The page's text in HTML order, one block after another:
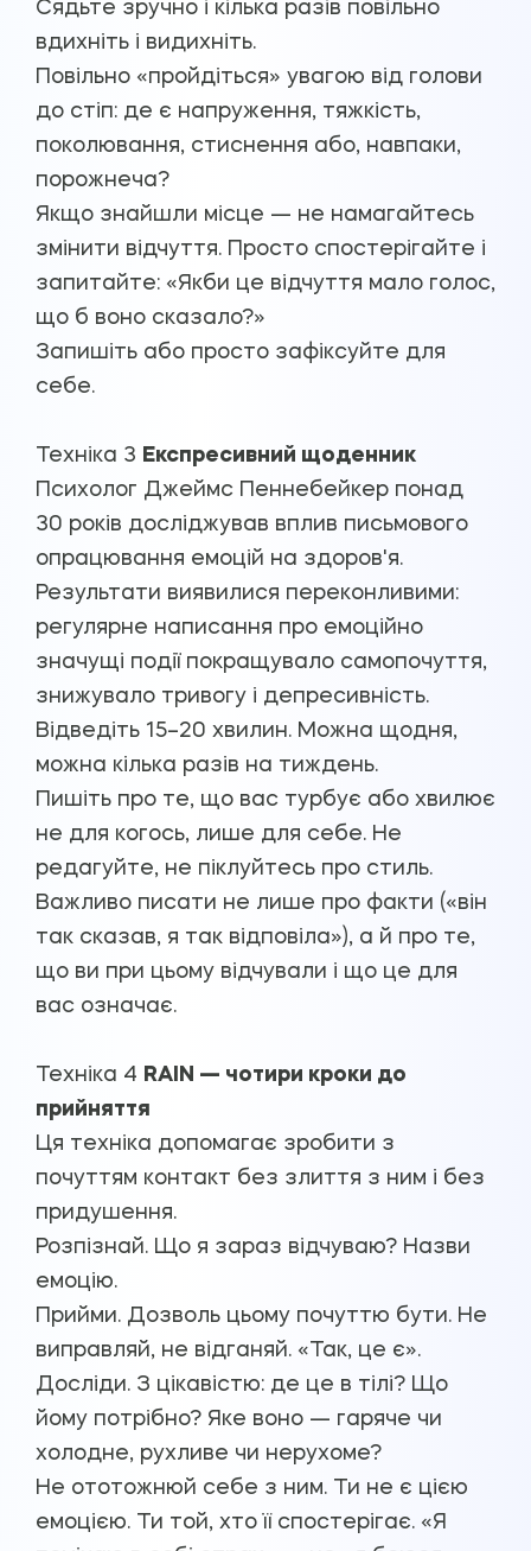
Сядьте зручно і кілька разів повільно
вдихніть і видихніть.
Повільно «пройдіться» увагою від голови
до стіп: де є напруження, тяжкість,
поколювання, стиснення або, навпаки,
порожнеча?
Якщо знайшли місце — не намагайтесь
змінити відчуття. Просто спостерігайте і
запитайте: «Якби це відчуття мало голос,
що б воно сказало?»
Запишіть або просто зафіксуйте для
себе.
Техніка 3 Експресивний щоденник
Психолог Джеймс Пеннебейкер понад
30 років досліджував вплив письмового
опрацювання емоцій на здоров'я.
Результати виявилися переконливими:
регулярне написання про емоційно
значущі події покращувало самопочуття,
знижувало тривогу і депресивність.
Відведіть 15–20 хвилин. Можна щодня,
можна кілька разів на тиждень.
Пишіть про те, що вас турбує або хвилює
не для когось, лише для себе. Не
редагуйте, не піклуйтесь про стиль.
Важливо писати не лише про факти («він
так сказав, я так відповіла»), а й про те,
що ви при цьому відчували і що це для
вас означає.
Техніка 4 RAIN — чотири кроки до
прийняття
Ця техніка допомагає зробити з
почуттям контакт без злиття з ним і без
придушення.
Розпізнай. Що я зараз відчуваю? Назви
емоцію.
Прийми. Дозволь цьому почуттю бути. Не
виправляй, не відганяй. «Так, це є».
Досліди. З цікавістю: де це в тілі? Що
йому потрібно? Яке воно — гаряче чи
холодне, рухливе чи нерухоме?
Не ототожнюй себе з ним. Ти не є цією
емоцією. Ти той, хто її спостерігає. «Я